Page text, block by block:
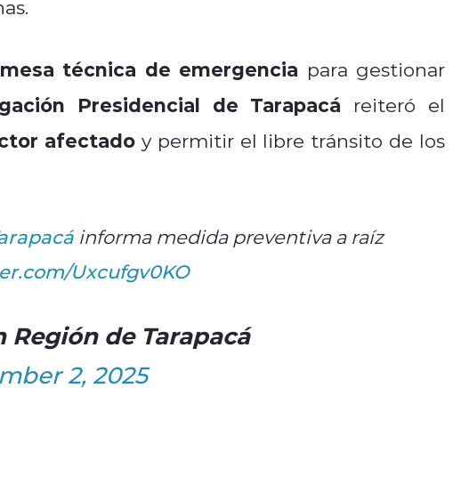
mesa técnica de emergencia para gestionar
Presidencial de Tarapacá reiteró el
afectado y permitir el libre tránsito de los
informa medida preventiva a raíz
Uxcufgv0KO
de Tarapacá
2, 2025